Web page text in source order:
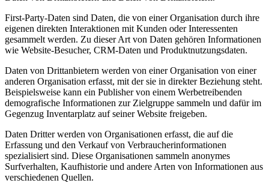
First-Party-Daten sind Daten, die von einer Organisation durch ihre
eigenen direkten Interaktionen mit Kunden oder Interessenten
gesammelt werden. Zu dieser Art von Daten gehören Informationen
wie Website-Besucher, CRM-Daten und Produktnutzungsdaten.
Daten von Drittanbietern werden von einer Organisation von einer
anderen Organisation erfasst, mit der sie in direkter Beziehung steht.
Beispielsweise kann ein Publisher von einem Werbetreibenden
demografische Informationen zur Zielgruppe sammeln und dafür im
Gegenzug Inventarplatz auf seiner Website freigeben.
Daten Dritter werden von Organisationen erfasst, die auf die
Erfassung und den Verkauf von Verbraucherinformationen
spezialisiert sind. Diese Organisationen sammeln anonymes
Surfverhalten, Kaufhistorie und andere Arten von Informationen aus
verschiedenen Quellen.